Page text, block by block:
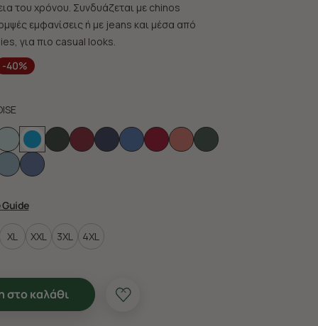
του χρόνου. Συνδυάζεται με chinos
εμφανίσεις ή με jeans και μέσα από
για πιο casual looks.
-40%
Guide
XL XXL 3XL 4XL
στο καλάθι